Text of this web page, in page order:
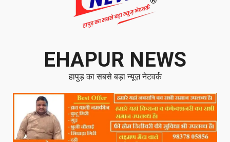
EHAPUR NEWS
हापुड़ का सबसे बड़ा न्यूज़ नेटवर्क